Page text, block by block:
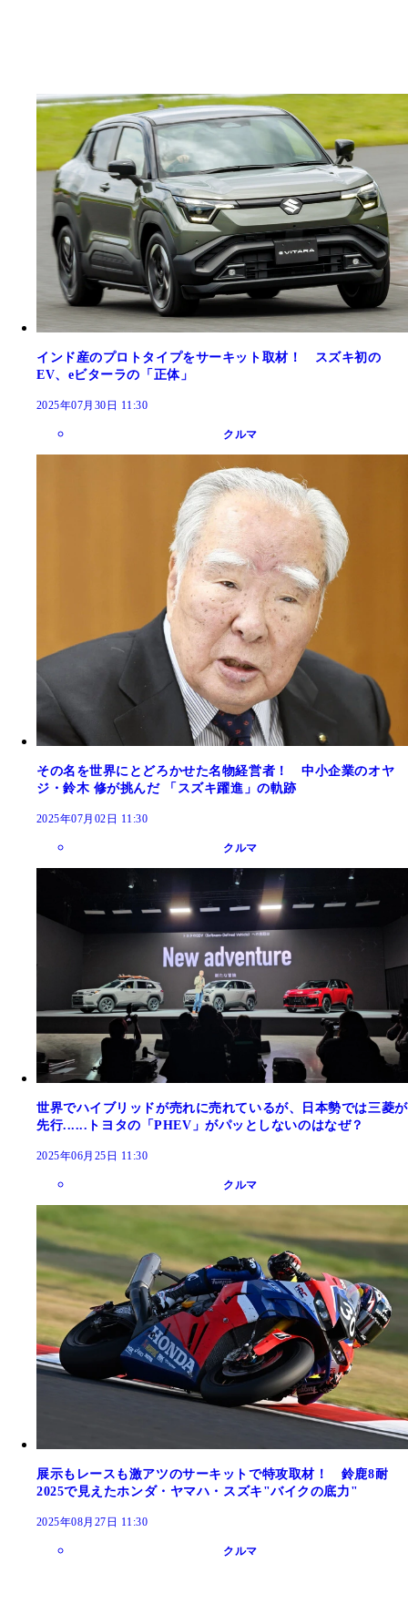
インド産のプロトタイプをサーキット取材！ スズキ初の
EV、eビターラの「正体」
2025年07月30日 11:30
クルマ
その名を世界にとどろかせた名物経営者！ 中小企業のオヤ
ジ・鈴木 修が挑んだ 「スズキ躍進」の軌跡
2025年07月02日 11:30
クルマ
世界でハイブリッドが売れに売れているが、日本勢では三菱が
先行......トヨタの「PHEV」がパッとしないのはなぜ？
2025年06月25日 11:30
クルマ
展示もレースも激アツのサーキットで特攻取材！ 鈴鹿8耐
2025で見えたホンダ・ヤマハ・スズキ"バイクの底力"
2025年08月27日 11:30
クルマ